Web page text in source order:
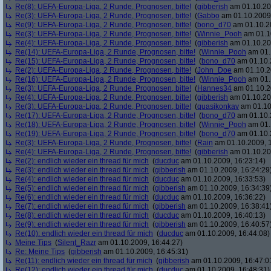
Re(8): UEFA-Europa-Liga, 2 Runde, Prognosen, bitte! (gibberish am
Re(3): UEFA-Europa-Liga, 2 Runde, Prognosen, bitte! (Gabbo am
Re(9): UEFA-Europa-Liga, 2 Runde, Prognosen, bitte! (bono_d70 am
Re(3): UEFA-Europa-Liga, 2 Runde, Prognosen, bitte! (Winnie_Pooh am
Re(4): UEFA-Europa-Liga, 2 Runde, Prognosen, bitte! (gibberish am
Re(14): UEFA-Europa-Liga, 2 Runde, Prognosen, bitte! (Winnie_Pooh am
Re(15): UEFA-Europa-Liga, 2 Runde, Prognosen, bitte! (bono_d70 am
Re(2): UEFA-Europa-Liga, 2 Runde, Prognosen, bitte! (John_Doe am
Re(16): UEFA-Europa-Liga, 2 Runde, Prognosen, bitte! (Winnie_Pooh am
Re(3): UEFA-Europa-Liga, 2 Runde, Prognosen, bitte! (Hannes34 am
Re(4): UEFA-Europa-Liga, 2 Runde, Prognosen, bitte! (gibberish am
Re(3): UEFA-Europa-Liga, 2 Runde, Prognosen, bitte! (quasikonkav am
Re(17): UEFA-Europa-Liga, 2 Runde, Prognosen, bitte! (bono_d70 am
Re(18): UEFA-Europa-Liga, 2 Runde, Prognosen, bitte! (Winnie_Pooh am
Re(19): UEFA-Europa-Liga, 2 Runde, Prognosen, bitte! (bono_d70 am
Re(3): UEFA-Europa-Liga, 2 Runde, Prognosen, bitte! (Rain am 01.10.2009,
Re(4): UEFA-Europa-Liga, 2 Runde, Prognosen, bitte! (gibberish am
Re(2): endlich wieder ein thread für mich (ducduc am 01.10.2009, 16:23:14)
Re(3): endlich wieder ein thread für mich (gibberish am 01.10.2009,
Re(4): endlich wieder ein thread für mich (ducduc am 01.10.2009, 16:33:53)
Re(5): endlich wieder ein thread für mich (gibberish am 01.10.2009,
Re(6): endlich wieder ein thread für mich (ducduc am 01.10.2009, 16:36:22)
Re(7): endlich wieder ein thread für mich (gibberish am 01.10.2009,
Re(8): endlich wieder ein thread für mich (ducduc am 01.10.2009, 16:40:13)
Re(9): endlich wieder ein thread für mich (gibberish am 01.10.2009,
Re(10): endlich wieder ein thread für mich (ducduc am 01.10.2009, 16:44:08)
Meine Tips (Silent_Razr am 01.10.2009, 16:44:27)
Re: Meine Tips (gibberish am 01.10.2009, 16:45:31)
Re(11): endlich wieder ein thread für mich (gibberish am 01.10.2009,